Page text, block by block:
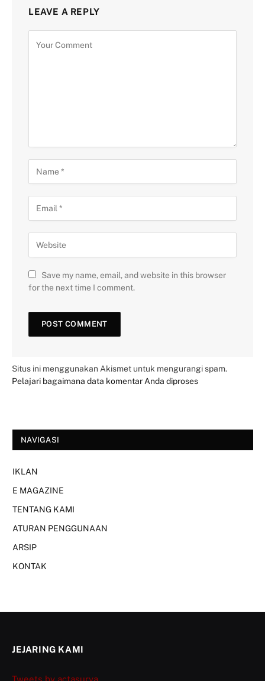
LEAVE A REPLY
Save my name, email, and website in this browser
for the next time I comment.
Situs ini menggunakan Akismet untuk mengurangi spam.
Pelajari bagaimana data komentar Anda diproses
NAVIGASI
IKLAN
E MAGAZINE
TENTANG KAMI
ATURAN PENGGUNAAN
ARSIP
KONTAK
JEJARING KAMI
Tweets by actasurya